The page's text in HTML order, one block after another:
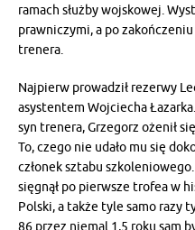
ramach służby wojskowej.
prawniczymi, a po
trenera.
Najpierw prowadził rezerwy
asystentem Wojciecha
syn trenera, Grzegorz ożenił
To, czego nie udało mu się
członek sztabu
sięgnął po pierwsze trofea w
Polski, a także tyle samo razy